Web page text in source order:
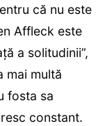
că nu este
Affleck este
a solitudinii”,
mai multă
fosta sa
constant.